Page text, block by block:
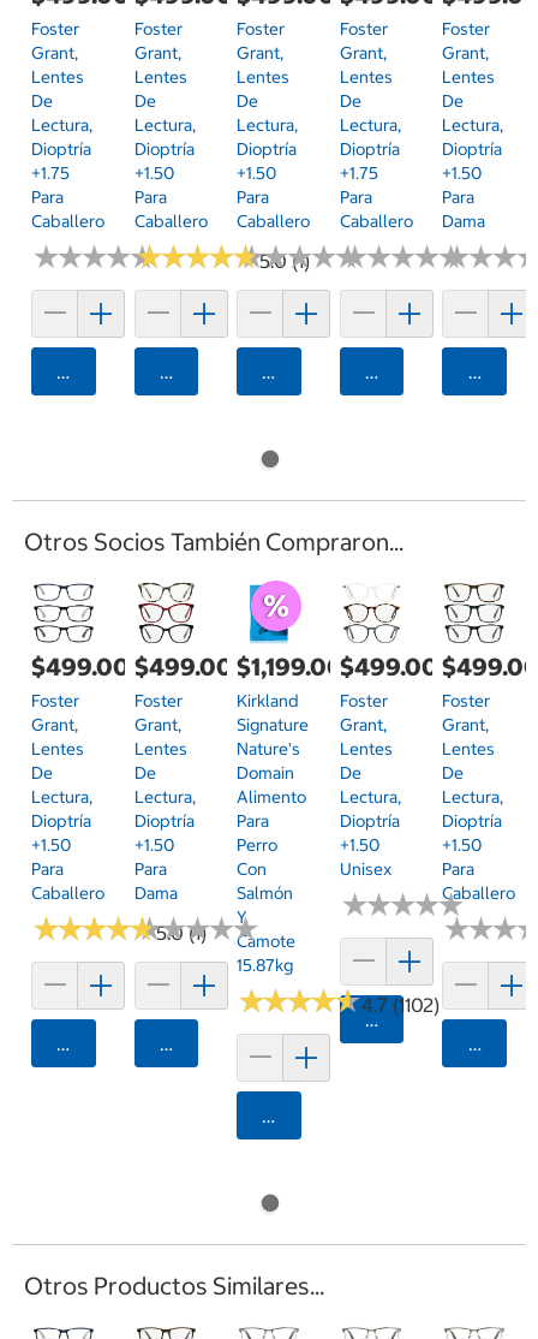
Foster
Grant,
Lentes
De
Lectura,
Dioptría
+1.75
Para
Caballero
★★★★★
★★★★★
Agregar
Foster
Grant,
Lentes
De
Lectura,
Dioptría
+1.50
Para
Caballero
★★★★★
★★★★★5.0 (1)
Agregar
Foster
Grant,
Lentes
De
Lectura,
Dioptría
+1.50
Para
Caballero
★★★★★
★★★★★
Agregar
Foster
Grant,
Lentes
De
Lectura,
Dioptría
+1.75
Para
Caballero
★★★★★
★★★★★
Agregar
Foster
Grant,
Lentes
De
Lectura,
Dioptría
+1.50
Para
Dama
★★★
★★★
Otros Socios También Compraron...
$499.00
Foster
Grant,
Lentes
De
Lectura,
Dioptría
+1.50
Para
Caballero
★★★★★
★★★★★5.0 (1)
Agregar
$499.00
Foster
Grant,
Lentes
De
Lectura,
Dioptría
+1.50
Para
Dama
★★★★★
★★★★★
Agregar
$1,199.00
Kirkland
Signature
Nature's
Domain
Alimento
Para
Perro
Con
Salmón
Y
Camote
15.87kg
★★★★★
★★★★★4.7 (1102)
Agregar
$499.00
Foster
Grant,
Lentes
De
Lectura,
Dioptría
+1.50
Unisex
★★★★★
★★★★★
Agregar
Foster
Grant,
Lentes
De
Lectura,
Dioptría
+1.50
Para
Caballero
★★★
★★★
Otros Productos Similares...